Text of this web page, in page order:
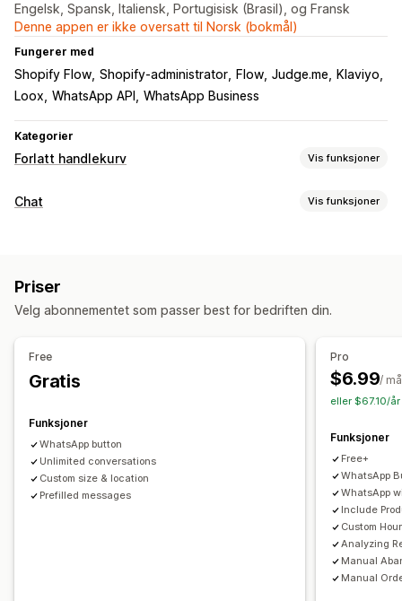
Engelsk, Spansk, Italiensk, Portugisisk (Brasil), og Fransk
Denne appen er ikke oversatt til Norsk (bokmål)
Fungerer med
Shopify Flow Shopify-administrator Flow Judge.me
Klaviyo
Loox WhatsApp API WhatsApp Business
Kategorier
Forlatt handlekurv Vis funksjoner
Gjeninnhenting av handlekurv
Rabattilbud
Automatiserte arbeidsflyter
Visningsalternativer
Tilpasset merkevarebygging
Chat Vis funksjoner
Tilpasning
Farge og skrifttype
Åpningstider Velkomstmeldinger
Chattilordning Chatflyter
Priser
Velg abonnementet som passer best for bedriften din.
Free
Gratis
Funksjoner
WhatsApp button
Unlimited conversations
Custom size & location
Prefilled messages
Pro
$6.99/
eller $67.10/
Funksjoner
Free+
WhatsApp
WhatsApp
Include
Custom
Analyzing
Manual
Manual